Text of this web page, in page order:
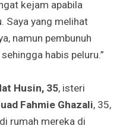
kejam apabila
Saya yang melihat
namun pembunuh
habis peluru.”
Husin, 35, isteri
Fahmie Ghazali, 35,
rumah mereka di